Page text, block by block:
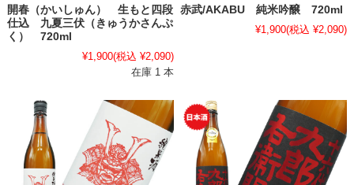
開春（かいしゅん） 生もと四段
仕込 九夏三伏（きゅうかさんぷ
く） 720ml
¥1,900(税込 ¥2,090)
在庫 1 本
赤武/AKABU 純米吟醸 720ml
¥1,900(税込 ¥2,090)